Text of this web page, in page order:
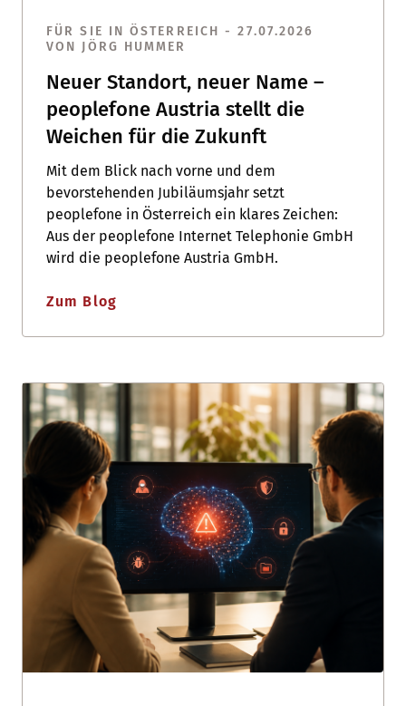
FÜR SIE IN ÖSTERREICH - 27.07.2026
VON JÖRG HUMMER
Neuer Standort, neuer Name –
peoplefone Austria stellt die
Weichen für die Zukunft
Mit dem Blick nach vorne und dem
bevorstehenden Jubiläumsjahr setzt
peoplefone in Österreich ein klares Zeichen:
Aus der peoplefone Internet Telephonie GmbH
wird die peoplefone Austria GmbH.
Zum Blog